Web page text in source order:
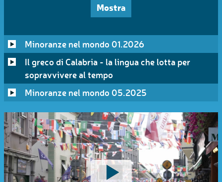
Mostra
Minoranze nel mondo 01.2026
Il greco di Calabria - la lingua che lotta per
sopravvivere al tempo
Minoranze nel mondo 05.2025